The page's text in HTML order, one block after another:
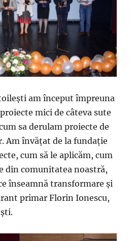
am început împreuna
mici de câteva sute
sa derulam proiecte de
Am învăţat de la fundaţie
cum să le aplicăm, cum
din comunitatea noastră,
înseamnă transformare şi
primar Florin Ionescu,